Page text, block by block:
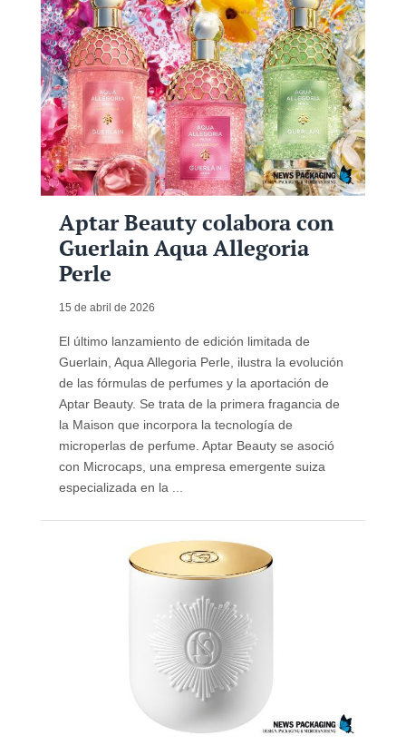
Aptar Beauty colabora con
Guerlain Aqua Allegoria
Perle
15 de abril de 2026
El último lanzamiento de edición limitada de
Guerlain, Aqua Allegoria Perle, ilustra la evolución
de las fórmulas de perfumes y la aportación de
Aptar Beauty. Se trata de la primera fragancia de
la Maison que incorpora la tecnología de
microperlas de perfume. Aptar Beauty se asoció
con Microcaps, una empresa emergente suiza
especializada en la ...